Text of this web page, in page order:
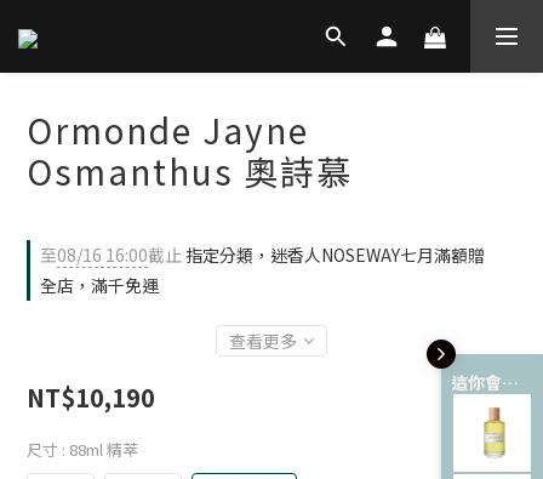
這你會愛 💘
Ormonde Jayne
Osmanthus 奧詩慕
至08/16 16:00截止 指定分類，迷香人NOSEWAY七月滿額贈
全店，滿千免運
查看更多
NT$10,190
尺寸 : 88ml 精萃